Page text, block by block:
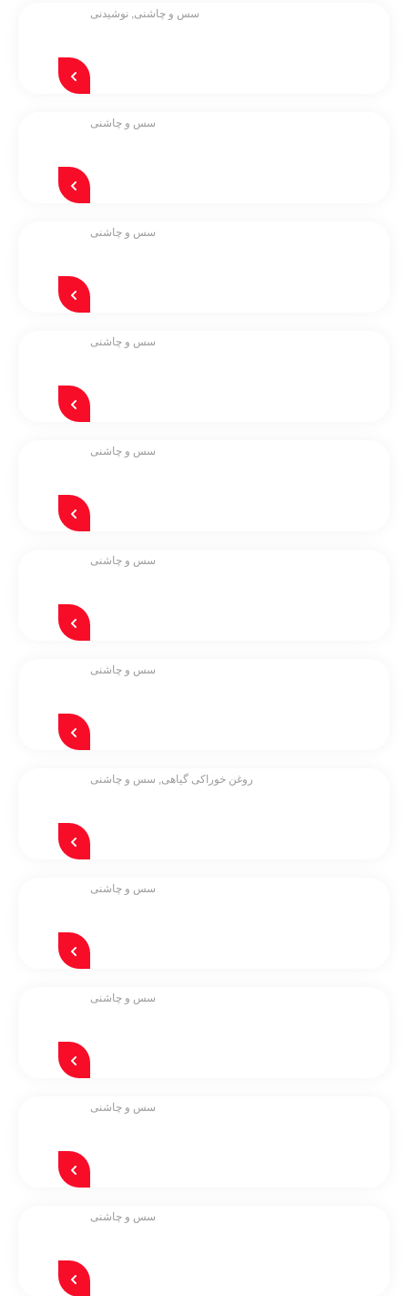
سس و چاشنی, نوشیدنی
سس و چاشنی
سس و چاشنی
سس و چاشنی
سس و چاشنی
سس و چاشنی
سس و چاشنی
روغن خوراکی گیاهی, سس و چاشنی
سس و چاشنی
سس و چاشنی
سس و چاشنی
سس و چاشنی